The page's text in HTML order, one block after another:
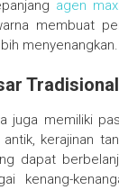
agen
membuat
menyenangkan.
Tradisional
juga memiliki
kerajinan
dapat
kenang-